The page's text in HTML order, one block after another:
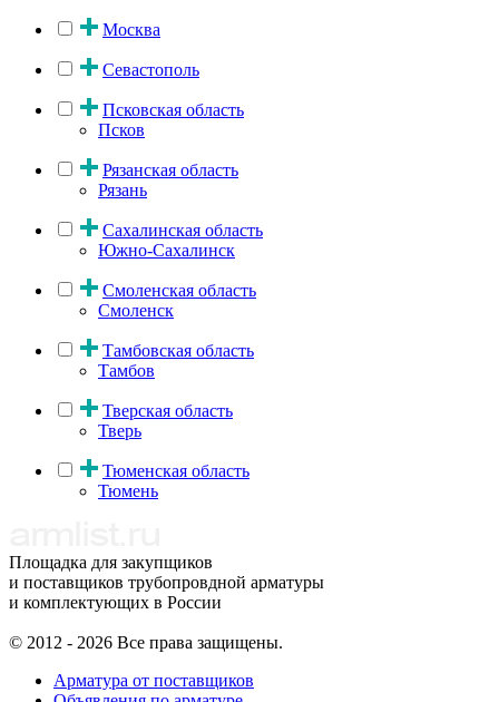
Москва
Севастополь
Псковская область
Псков
Рязанская область
Рязань
Сахалинская область
Южно-Сахалинск
Смоленская область
Смоленск
Тамбовская область
Тамбов
Тверская область
Тверь
Тюменская область
Тюмень
Площадка для закупщиков
и поставщиков трубопровдной арматуры
и комплектующих в России
© 2012 - 2026 Все права защищены.
Арматура от поставщиков